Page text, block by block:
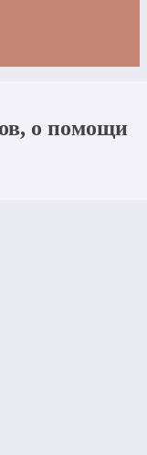
о помощи